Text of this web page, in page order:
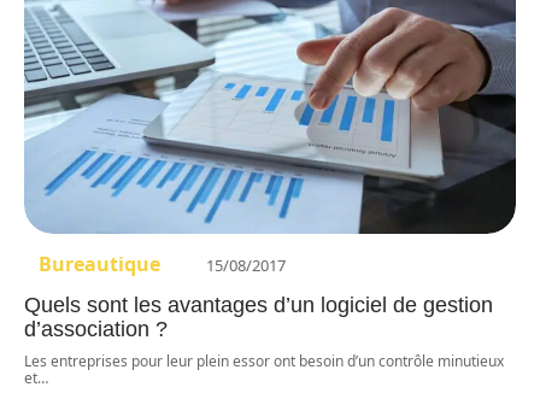
Bureautique 15/08/2017
Quels sont les avantages d’un logiciel de gestion
d’association ?
Les entreprises pour leur plein essor ont besoin d’un contrôle minutieux
et…